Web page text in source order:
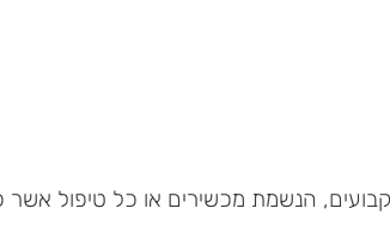
הנשמת מכשירים או כל טיפול אשר